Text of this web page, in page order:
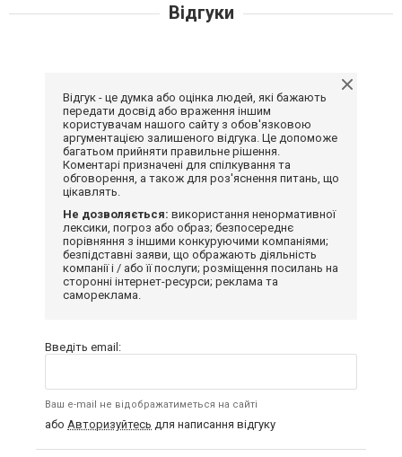
Відгуки
Відгук - це думка або оцінка людей, які бажають
передати досвід або враження іншим
користувачам нашого сайту з обов'язковою
аргументацією залишеного відгука. Це допоможе
багатьом прийняти правильне рішення.
Коментарі призначені для спілкування та
обговорення, а також для роз'яснення питань, що
цікавлять.
Не дозволяється: використання ненормативної
лексики, погроз або образ; безпосереднє
порівняння з іншими конкуруючими компаніями;
безпідставні заяви, що ображають діяльність
компанії і / або її послуги; розміщення посилань на
сторонні інтернет-ресурси; реклама та
самореклама.
Введіть email:
Ваш e-mail не відображатиметься на сайті
або Авторизуйтесь для написання відгуку